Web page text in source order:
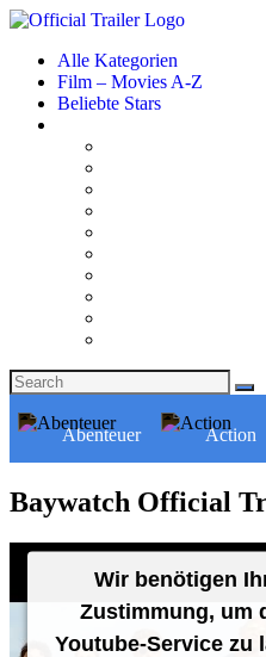
Alle Kategorien
Film – Movies A-Z
Beliebte Stars
Abenteuer Action
Baywatch Official
Wir benötigen
Zustimmung, um
Youtube-Service zu